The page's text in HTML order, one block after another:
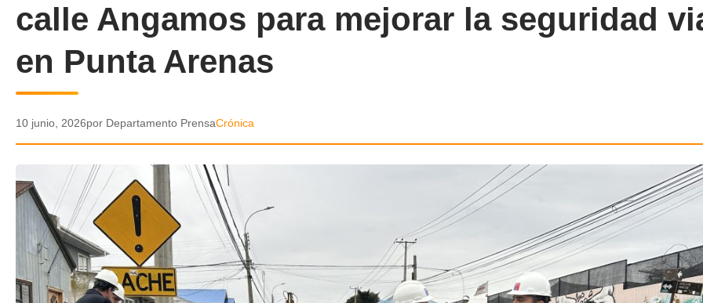
calle Angamos para mejorar la seguridad
en Punta Arenas
10 junio, 2026por Departamento PrensaCrónica